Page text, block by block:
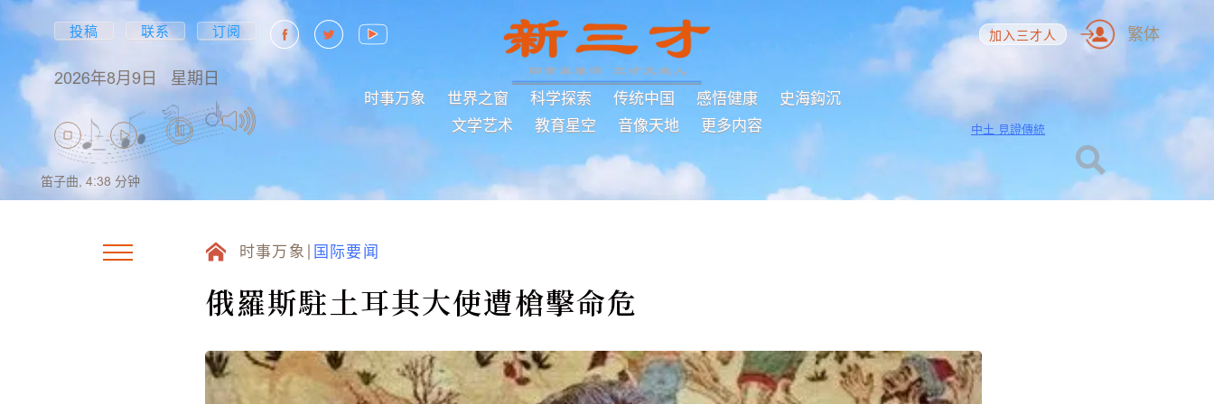
投稿 联系 订阅
2026年8月9日 星期日
时事万象 世界之窗 科学探索 传统中国 感悟健康
史海鈎沉
文学艺术
教育星空 音像天地 更多内容
加入三才人 繁体
中土 見證傳統
笛子曲, 4:38 分钟
时事万象 国际要闻
俄羅斯駐土耳其大使遭槍擊命危